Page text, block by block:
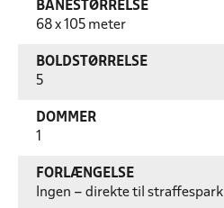
BANESTØRRELSE
68 x 105 meter
BOLDSTØRRELSE
5
DOMMER
FORLÆNGELSE
Ingen – direkte til straffespark